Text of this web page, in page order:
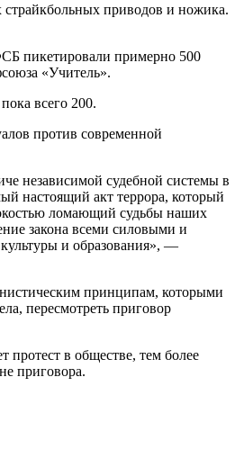
приводов и ножика.
пикетировали примерно 500
«Учитель».
всего 200.
против современной
независимой судебной системы в
настоящий акт террора, который
ломающий судьбы наших
закона всеми силовыми и
и образования», —
принципам, которыми
пересмотреть приговор
протест в обществе, тем более
приговора.